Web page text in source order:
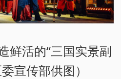
鲜活的“三国实景副
宣传部供图）